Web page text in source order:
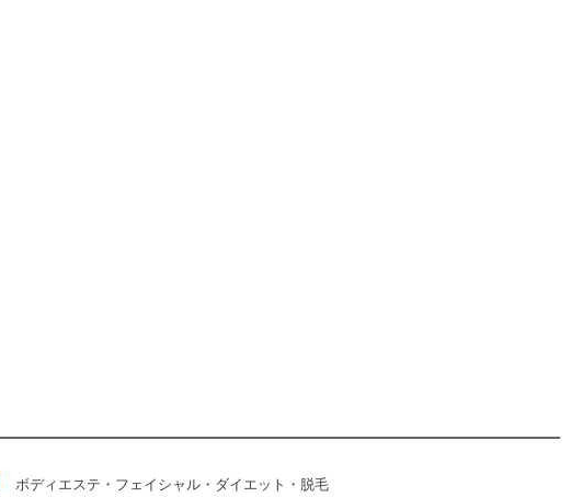
ボディエステ・フェイシャル・ダイエット・脱毛